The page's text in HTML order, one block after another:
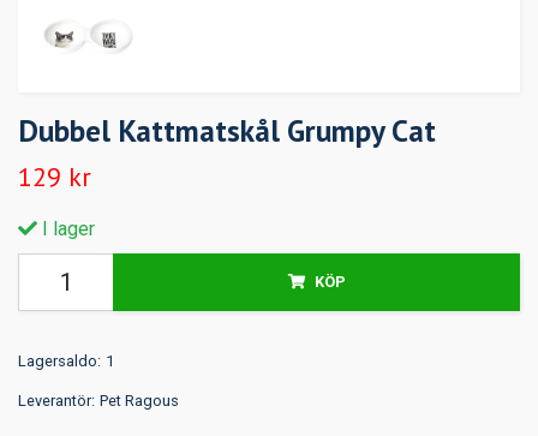
Dubbel Kattmatskål Grumpy Cat
129 kr
I lager
KÖP
Lagersaldo: 1
Leverantör: Pet Ragous